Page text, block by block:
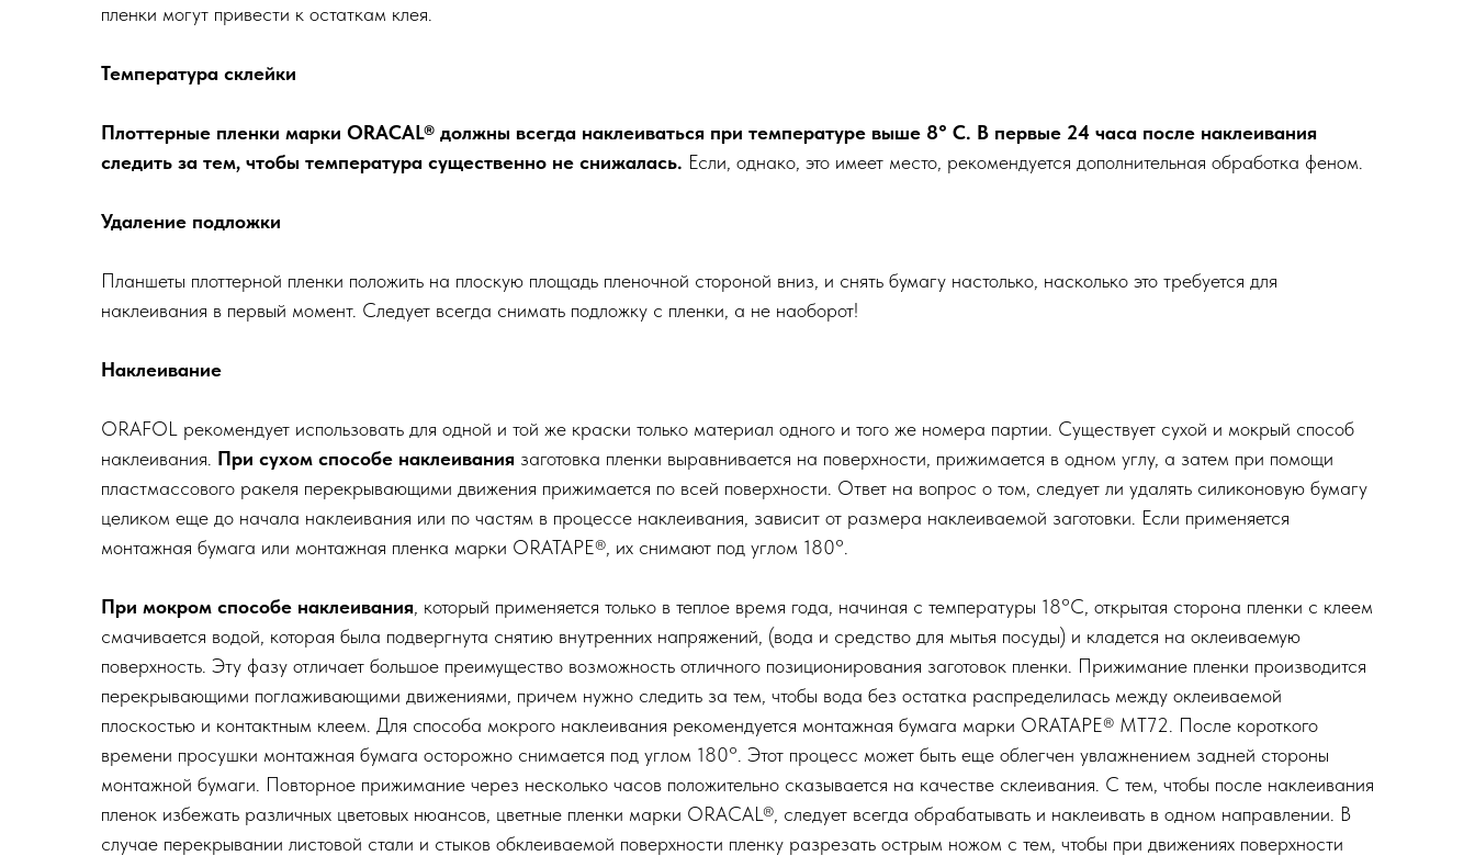
пленки могут привести к остаткам клея.
Температура склейки
Плоттерные пленки марки ORACAL® должны всегда наклеиваться при температуре выше 8° С. В первые 24 часа после наклеивания
следить за тем, чтобы температура существенно не снижалась. Ecли, однако, это имеет место, рекомендуется дополнительная обработка феном.
Удаление подложки
Планшеты плоттерной пленки положить на плоскую площадь пленочной стороной вниз, и снять бумагу настолько, насколько это требуется для
наклеивания в первый момент. Следует всегда снимать подложку с пленки, а не наоборот!
Наклеивание
ORAFOL рекомендует использовать для одной и той же краски только материал одного и того же номера партии. Существует сухой и мокрый способ
наклеивания. При сухом способе наклеивания заготовка пленки выравнивается на поверхности, прижимается в одном углу, а затем при помощи
пластмассового ракеля перекрывающими движения прижимается по всей поверхности. Ответ на вопрос о том, следует ли удалять силиконовую бумагу
целиком еще до начала наклеивания или по частям в процессе наклеивания, зависит от размера наклеиваемой заготовки. Если применяется
монтажная бумага или монтажная пленка марки ORATAPE®, их снимают под углом 180°.
При мокром способе наклеивания, который применяется только в теплое время года, начиная с температуры 18°С, открытая сторона пленки с клеем
смачивается водой, которая была подвергнута снятию внутренних напряжений, (вода и средство для мытья посуды) и кладется на оклеиваемую
поверхность. Эту фазу отличает большое преимущество возможность отличного позиционирования заготовок пленки. Прижимание пленки производится
перекрывающими поглаживающими движениями, причем нужно следить за тем, чтобы вода без остатка распределилась между оклеиваемой
плоскостью и контактным клеем. Для способа мокрого наклеивания рекомендуется монтажная бумага марки ORATAPE® MT72. После короткого
времени просушки монтажная бумага осторожно снимается под углом 180°. Этот процесс может быть еще облегчен увлажнением задней стороны
монтажной бумаги. Повторное прижимание через несколько часов положительно сказывается на качестве склеивания. С тем, чтобы после наклеивания
пленок избежать различных цветовых нюансов, цветные пленки марки ORACAL®, следует всегда обрабатывать и наклеивать в одном направлении. В
случае перекрывании листовой стали и стыков обклеиваемой поверхности пленку разрезать острым ножом с тем, чтобы при движениях поверхности